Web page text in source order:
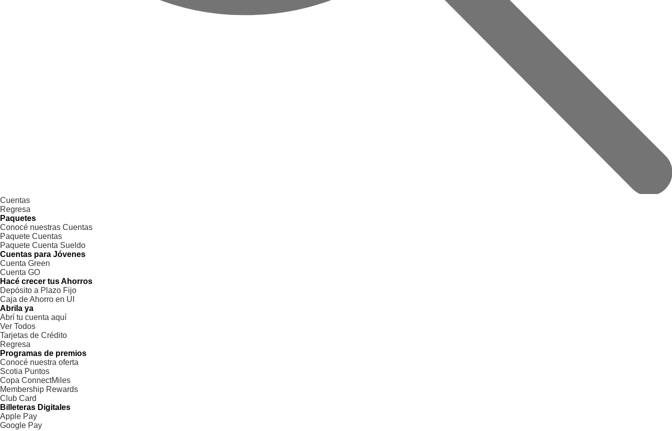
Cuentas
Regresa
Paquetes
Conocé nuestras Cuentas
Paquete Cuentas
Paquete Cuenta Sueldo
Cuentas para Jóvenes
Cuenta Green
Cuenta GO
Hacé crecer tus Ahorros
Depósito a Plazo Fijo
Caja de Ahorro en UI
Abrila ya
Abrí tu cuenta aquí
Ver Todos
Tarjetas de Crédito
Regresa
Programas de premios
Conocé nuestra oferta
Scotia Puntos
Copa ConnectMiles
Membership Rewards
Club Card
Billeteras Digitales
Apple Pay
Google Pay